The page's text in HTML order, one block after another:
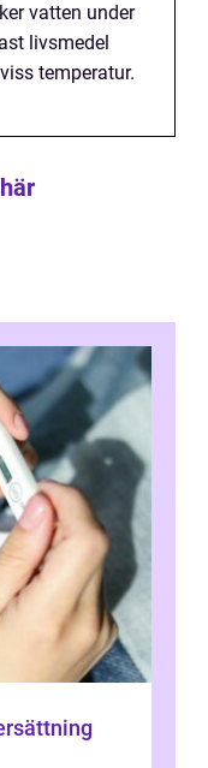
vatten under
livsmedel
temperatur.